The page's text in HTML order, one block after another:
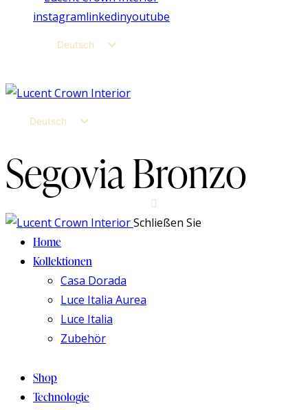
instagramlinkedinyoutube
Deutsch
Español
Deutsch
Español
Italiano
Segovia Bronzo
Schließen Sie
Home
Kollektionen
Casa Dorada
Luce Italia Aurea
Luce Italia
Zubehör
Shop
Technologie